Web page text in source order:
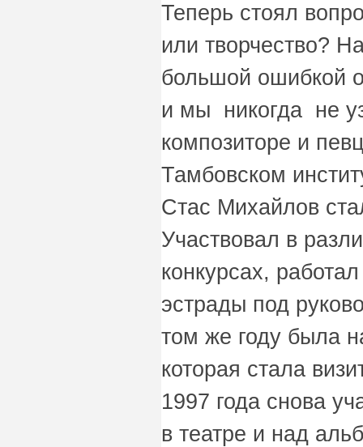
Теперь стоял
или творчество?
большой ошибкой
и мы никогда не
композиторе и
Тамбовском
Стас Михайлов
Участвовал в
конкурсах,
эстрады под
том же году была
которая стала
1997 года снова
в театре и над